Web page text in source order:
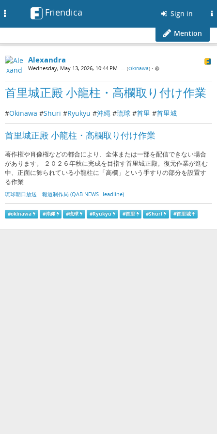
Friendica Sign in
Mention
Alexandra
Wednesday, May 13, 2026, 10:44 PM — (Okinawa) •
首里城正殿 小龍柱・高欄取り付け作業
#Okinawa #Shuri #Ryukyu #沖縄 #琉球 #首里 #首里城
首里城正殿 小龍柱・高欄取り付け作業
著作権や肖像権などの都合により、全体または一部を配信できない場合
があります。 ２０２６年秋に完成を目指す首里城正殿。復元作業が進む
中、正面に飾られている小龍柱に「高欄」という手すりの部分を設置す
る作業
琉球朝日放送 報道制作局 (QAB NEWS Headline)
#okinawa #沖縄 #琉球 #Ryukyu #首里 #Shuri #首里城